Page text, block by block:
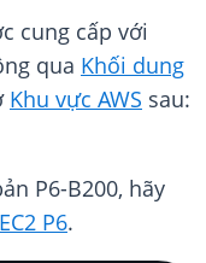
cung cấp với
qua Khối dung
Khu vực AWS sau:
P6-B200, hãy
P6.